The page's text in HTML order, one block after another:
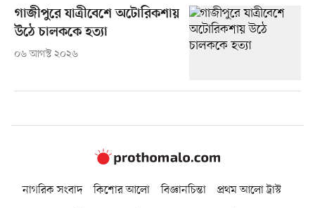
গাজীপুরে যাত্রীবেশে অটোরিকশায়
উঠে চালককে হত্যা
০৬ আগস্ট ২০২৬
নাগরিক সংবাদ কিশোর আলো বিজ্ঞানচিন্তা
প্রথম আলো ট্রাস্ট